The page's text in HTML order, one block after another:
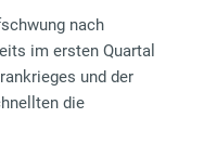
nach
im ersten Quartal
und der
die